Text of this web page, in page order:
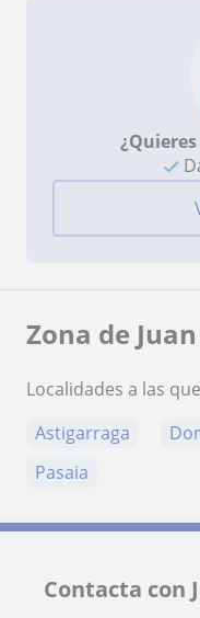
Zona de Juan
Localidades a las
Astigarraga
Pasaia
Contacta con